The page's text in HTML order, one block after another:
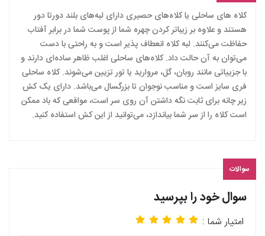
کلاه های ساحلی یا کلاه‌های حصیری دارای لبه‌های بلند دورتا دور
هستند و علاوه بر زیباتر کردن چهره شما از پوست شما در برابر آفتاب
حفاظت می‌کنند. لبه کلاه انعطاف پذیر است و به راحتی با دست
می‌توان به آن حالت داد. کلاه‌های ساحلی اغلب ظاهر ساده‌ای دارند و
با جزییاتی مانند روبان، گل‌، مروارید یا تور تزیین می‌شوند. کلاه ساحلی
فری سایز است و مناسب نوجوان تا بزرگسال می‌باشد. دارای یک کش
زیر چانه برای ثابت نگه داشتن آن روی سر است، مواقعی که باد ممکن
است کلاه را از سر شما بیاندازد، می‌توانید از این کش استفاده کنید.
سوالات
سوال خود را بپرسید
امتیار شما :